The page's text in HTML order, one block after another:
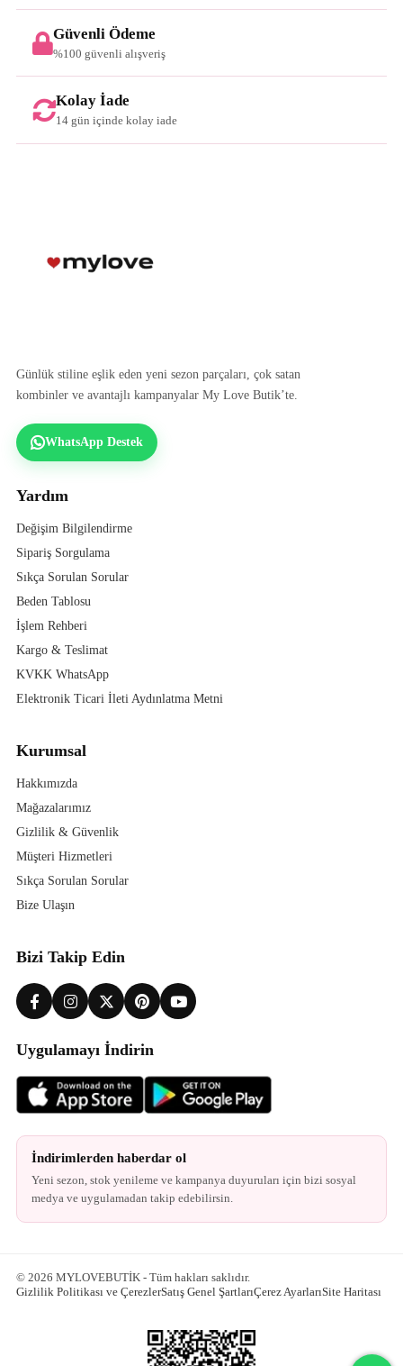
Güvenli Ödeme
%100 güvenli alışveriş
Kolay İade
14 gün içinde kolay iade
Günlük stiline eşlik eden yeni sezon parçaları, çok satan
kombinler ve avantajlı kampanyalar My Love Butik’te.
WhatsApp Destek
Yardım
Değişim Bilgilendirme
Sipariş Sorgulama
Sıkça Sorulan Sorular
Beden Tablosu
İşlem Rehberi
Kargo & Teslimat
KVKK WhatsApp
Elektronik Ticari İleti Aydınlatma Metni
Kurumsal
Hakkımızda
Mağazalarımız
Gizlilik & Güvenlik
Müşteri Hizmetleri
Sıkça Sorulan Sorular
Bize Ulaşın
Bizi Takip Edin
Uygulamayı İndirin
İndirimlerden haberdar ol
Yeni sezon, stok yenileme ve kampanya duyuruları için bizi sosyal
medya ve uygulamadan takip edebilirsin.
© 2026 MYLOVEBUTİK - Tüm hakları saklıdır.
Gizlilik Politikası ve ÇerezlerSatış Genel ŞartlarıÇerez AyarlarıSite Haritası